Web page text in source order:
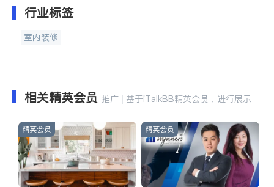
行业标签
室内装修
相关精英会员 推广 | 基于iTalkBB精英会员，进行展示
精英会员 精英会员